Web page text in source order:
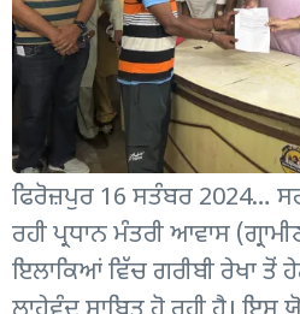
ਫਿਰੋਜ਼ਪੁਰ 16 ਸਤੰਬਰ 2024…
ਰਹੀ ਪ੍ਰਧਾਨ ਮੰਤਰੀ ਆਵਾਸ
ਇਲਾਕਿਆਂ ਵਿੱਚ ਗਰੀਬੀ ਰੇਖਾ ਤੋਂ